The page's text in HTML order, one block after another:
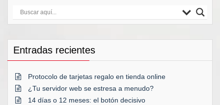
Entradas recientes
Protocolo de tarjetas regalo en tienda online
¿Tu servidor web se estresa a menudo?
14 días o 12 meses: el botón decisivo